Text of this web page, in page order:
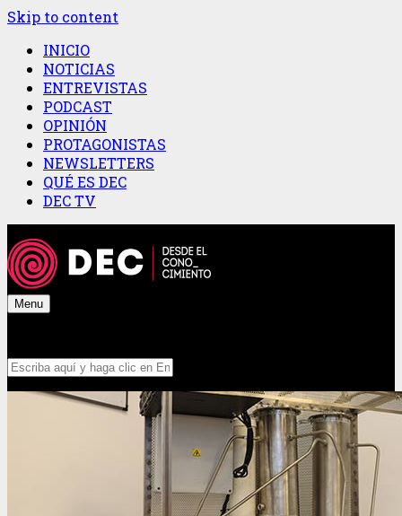
Skip to content
INICIO
NOTICIAS
ENTREVISTAS
PODCAST
OPINIÓN
PROTAGONISTAS
NEWSLETTERS
QUÉ ES DEC
DEC TV
Menu